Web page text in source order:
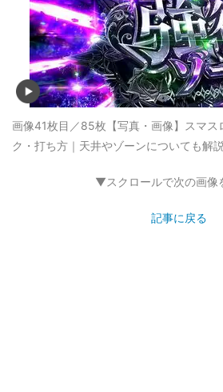
画像41枚目／85枚 【写真・画像】スマ
ク・打ち方｜天井やゾーンについても解
▼スクロールで次の画
記事に戻る